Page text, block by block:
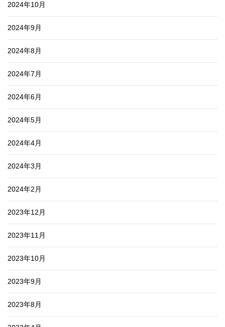
2024年10月
2024年9月
2024年8月
2024年7月
2024年6月
2024年5月
2024年4月
2024年3月
2024年2月
2023年12月
2023年11月
2023年10月
2023年9月
2023年8月